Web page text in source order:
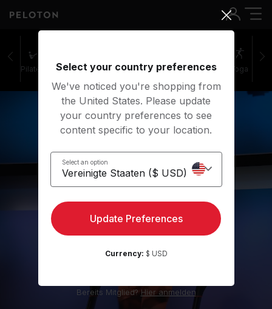
Pilates Cycling Laufen Rudern Yoga
Laufen
Bereits Mitglied? Hier anmelden
Select your country preferences
We've noticed you're shopping from
the United States. Please update
your country preferences to see
content specific to your location.
Select an option
Update Preferences
Currency: $ USD